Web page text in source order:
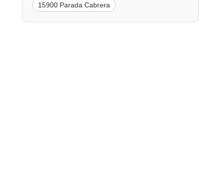
15900 Parada Cabrera